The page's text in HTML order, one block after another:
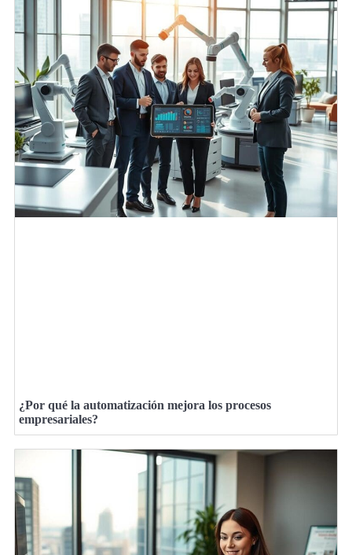
¿Por qué la automatización mejora los procesos
empresariales?